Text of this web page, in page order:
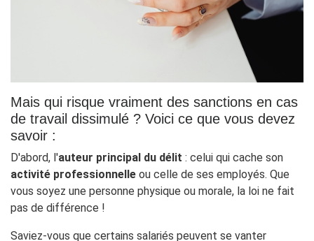
Mais qui risque vraiment des sanctions en cas
de travail dissimulé ? Voici ce que vous devez
savoir :
D'abord, l'auteur principal du délit : celui qui cache son
activité professionnelle ou celle de ses employés. Que
vous soyez une personne physique ou morale, la loi ne fait
pas de différence !
Saviez-vous que certains salariés peuvent se vanter